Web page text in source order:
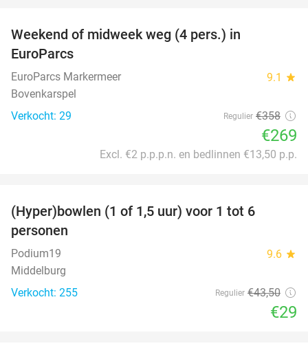
Weekend of midweek weg (4 pers.) in
EuroParcs
EuroParcs Markermeer 9.1 star
Bovenkarspel
Verkocht: 29
Regulier €358
€269
Excl. €2 p.p.p.n. en bedlinnen €13,50 p.p.
(Hyper)bowlen (1 of 1,5 uur) voor 1 tot 6
personen
Podium19 9.6 star
Middelburg
Verkocht: 255
Regulier €43,50
€29